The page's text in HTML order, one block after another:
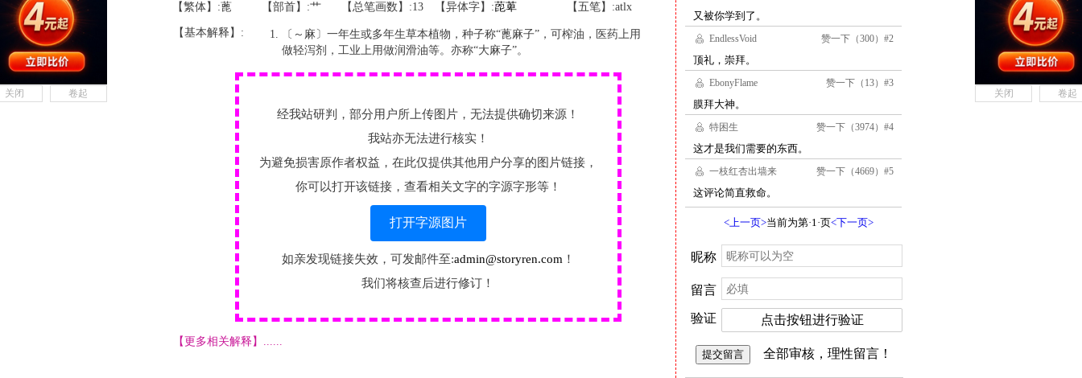
【繁体】:蓖 【部首】:艹 【总笔画数】:13 【异体字】:萞萆 【五笔】:atlx
【基本解释】:
〔～麻〕一年生或多年生草本植物，种子称“蓖麻子”，可榨油，医药上用
做轻泻剂，工业上用做润滑油等。亦称“大麻子”。
经我站研判，部分用户所上传图片，无法提供确切来源！
我站亦无法进行核实！
为避免损害原作者权益，在此仅提供其他用户分享的图片链接，
你可以打开该链接，查看相关文字的字源字形等！
打开字源图片
如亲发现链接失效，可发邮件至:admin@storyren.com ！
我们将核查后进行修订！
【更多相关解释】......
关闭 卷起 关闭 卷起